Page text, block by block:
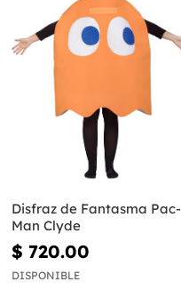
Disfraz de Fantasma Pac-
Man Clyde
$ 720.00
DISPONIBLE